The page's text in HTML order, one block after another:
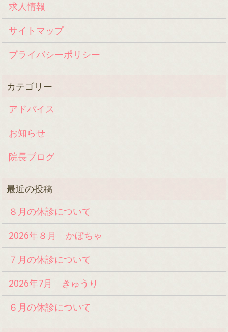
求人情報
サイトマップ
プライバシーポリシー
アドバイス
お知らせ
院長ブログ
８月の休診について
2026年８月 かぼちゃ
７月の休診について
2026年7月 きゅうり
６月の休診について